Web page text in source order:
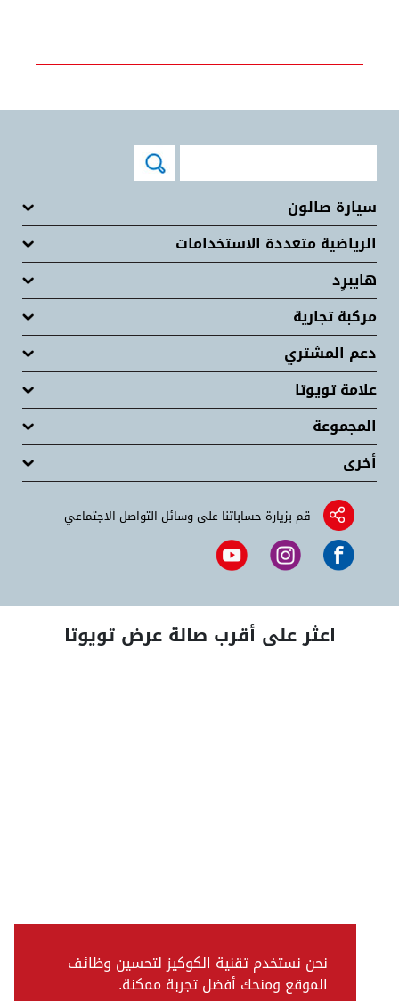
نحن نستخدم تقنية الكوكيز لتحسين وظائف
الموقع ومنحك أفضل تجربة ممكنة.
سيارة صالون
الرياضية متعددة الاستخدامات
هايبرِد
مركبة تجارية
دعم المشتري
علامة تويوتا
المجموعة
أخرى
قم بزيارة حساباتنا على وسائل التواصل الاجتماعي
اعثر على أقرب صالة عرض تويوتا